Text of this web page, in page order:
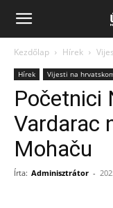
Kezdőlap Hírek
Hírek Vijesti na
Početnici
Vardarac
Mohaču
Írta: Adminisztrátor -